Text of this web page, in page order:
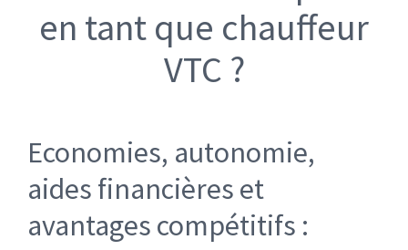
Mercedes EQV 8 places
Volkswagen ID. Buzz 7 places
en tant que chauffeur
VTC ?
Economies, autonomie,
aides financières et
avantages compétitifs :